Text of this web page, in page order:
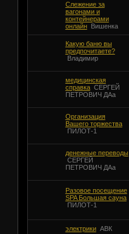
Слежение за
вагонами и
контейнерами
онлайн
Вишенка
Какую баню вы
предпочитаете?
Владимир
медицинская
справка СЕРГЕЙ
ПЕТРОВИЧ ДАа
Организация
Вашего торжества
ПИЛОТ-1
денежные переводы
СЕРГЕЙ
ПЕТРОВИЧ ДАа
Разовое посещение
SPA Большая сауна
ПИЛОТ-1
электрики АВК